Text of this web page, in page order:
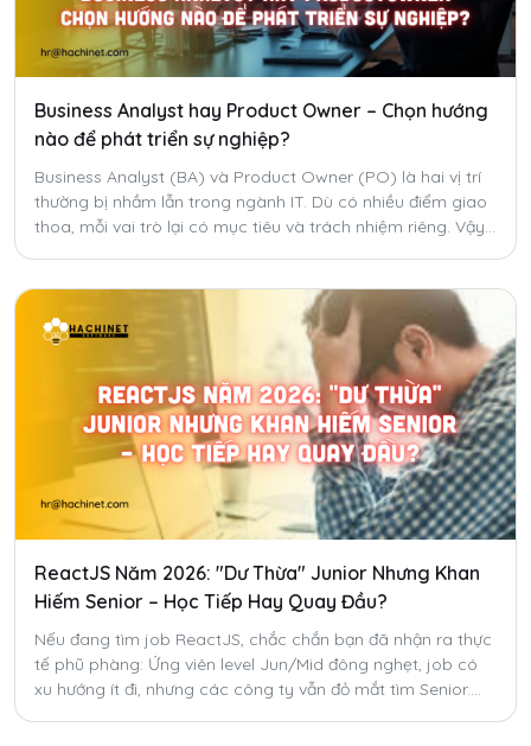
Business Analyst hay Product Owner – Chọn hướng
nào để phát triển sự nghiệp?
Business Analyst (BA) và Product Owner (PO) là hai vị trí
thường bị nhầm lẫn trong ngành IT. Dù có nhiều điểm giao
thoa, mỗi vai trò lại có mục tiêu và trách nhiệm riêng. Vậy
ReactJS Năm 2026: "Dư Thừa" Junior Nhưng Khan
Hiếm Senior – Học Tiếp Hay Quay Đầu?
Nếu đang tìm job ReactJS, chắc chắn bạn đã nhận ra thực
tế phũ phàng: Ứng viên level Jun/Mid đông nghẹt, job có
xu hướng ít đi, nhưng các công ty vẫn đỏ mắt tìm Senior.